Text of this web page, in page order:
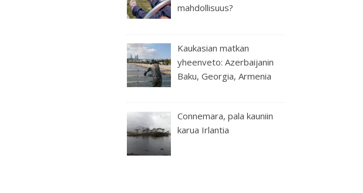
mahdollisuus?
Kaukasian matkan
yheenveto: Azerbaijanin
Baku, Georgia, Armenia
Connemara, pala kauniin
karua Irlantia